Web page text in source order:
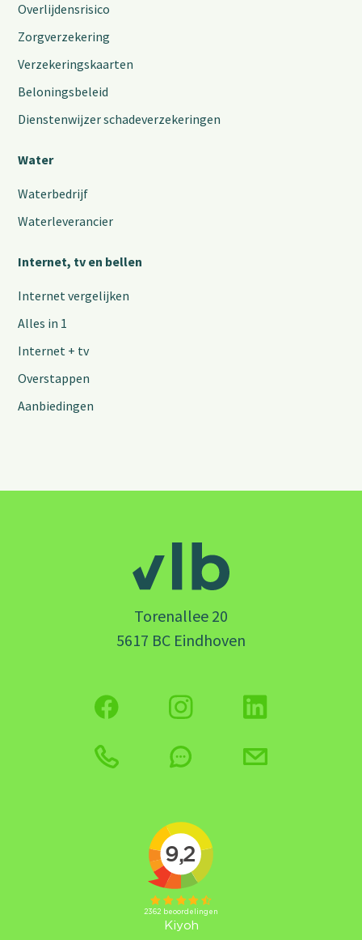
Overlijdensrisico
Zorgverzekering
Verzekeringskaarten
Beloningsbeleid
Dienstenwijzer schadeverzekeringen
Water
Waterbedrijf
Waterleverancier
Internet, tv en bellen
Internet vergelijken
Alles in 1
Internet + tv
Overstappen
Aanbiedingen
Torenallee 20
5617 BC Eindhoven